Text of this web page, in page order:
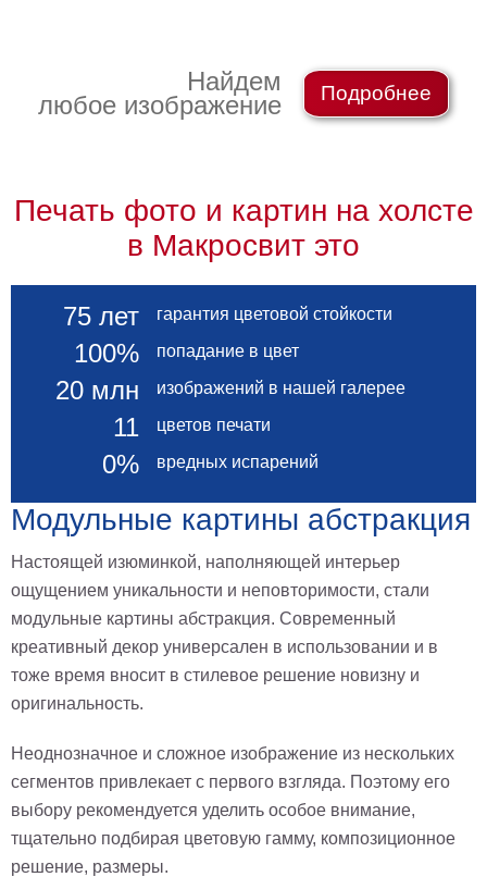
Найдем
любое изображение
Подробнее
Печать фото и картин на холсте
в Макросвит это
75 лет гарантия цветовой стойкости
100% попадание в цвет
20 млн изображений в нашей галерее
11 цветов печати
0% вредных испарений
Модульные картины абстракция
Настоящей изюминкой, наполняющей интерьер
ощущением уникальности и неповторимости, стали
модульные картины абстракция. Современный
креативный декор универсален в использовании и в
тоже время вносит в стилевое решение новизну и
оригинальность.
Неоднозначное и сложное изображение из нескольких
сегментов привлекает с первого взгляда. Поэтому его
выбору рекомендуется уделить особое внимание,
тщательно подбирая цветовую гамму, композиционное
решение, размеры.